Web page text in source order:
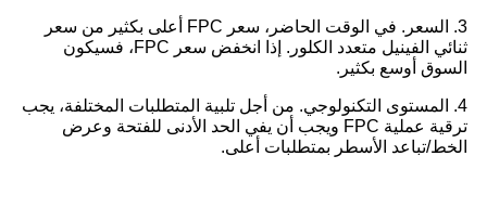
3. السعر. في الوقت الحاضر، سعر FPC أعلى بكثير من سعر
ثنائي الفينيل متعدد الكلور. إذا انخفض سعر FPC، فسيكون
السوق أوسع بكثير.
4. المستوى التكنولوجي. من أجل تلبية المتطلبات المختلفة، يجب
ترقية عملية FPC ويجب أن يفي الحد الأدنى للفتحة وعرض
الخط/تباعد الأسطر بمتطلبات أعلى.